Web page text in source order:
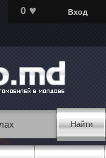
0 ♥ Вход
Найти